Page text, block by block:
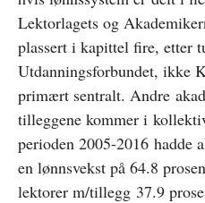
Lektorlagets og
plassert i kapittel fire, etter
Utdanningsforbundet, ikke
primært sentralt. Andre
tilleggene kommer i
perioden 2005-2016 hadde
en lønnsvekst på 64.8
lektorer m/tillegg 37.9